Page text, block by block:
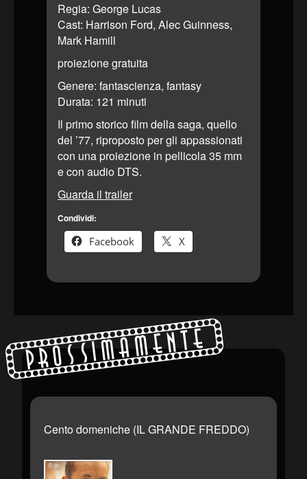
Regia: George Lucas
Cast: Harrison Ford, Alec Guinness,
Mark Hamill
proiezione gratuita
Genere: fantascienza, fantasy
Durata: 121 minuti
Il primo storico film della saga, quello
del ’77, riproposto per gli appassionati
con una proiezione in pellicola 35 mm
e con audio DTS.
Guarda il trailer
Condividi:
Facebook X
Prossimamente
Cento domeniche (IL GRANDE FREDDO)